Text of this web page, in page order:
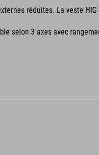
réduites. La veste
selon 3 axes avec